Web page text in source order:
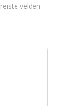
velden